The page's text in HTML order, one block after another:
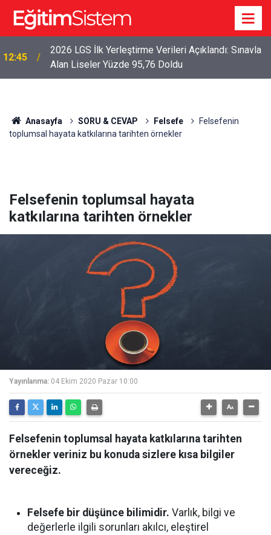
12:45
2026 LGS İlk Yerleştirme Verileri Açıklandı: Sınavla
Alan Liseler Yüzde 95,76 Doldu
Anasayfa SORU & CEVAP Felsefe
Felsefenin
toplumsal hayata katkılarına tarihten örnekler
Felsefenin toplumsal hayata
katkılarına tarihten örnekler
Yayınlanma: 04 Ekim 2020 Pazar 10:00
Felsefenin toplumsal hayata katkılarına tarihten
örnekler veriniz bu konuda sizlere kısa bilgiler
vereceğiz.
Felsefe bir düşünce bilimidir. Varlık, bilgi ve
değerlerle ilgili sorunları akılcı, eleştirel